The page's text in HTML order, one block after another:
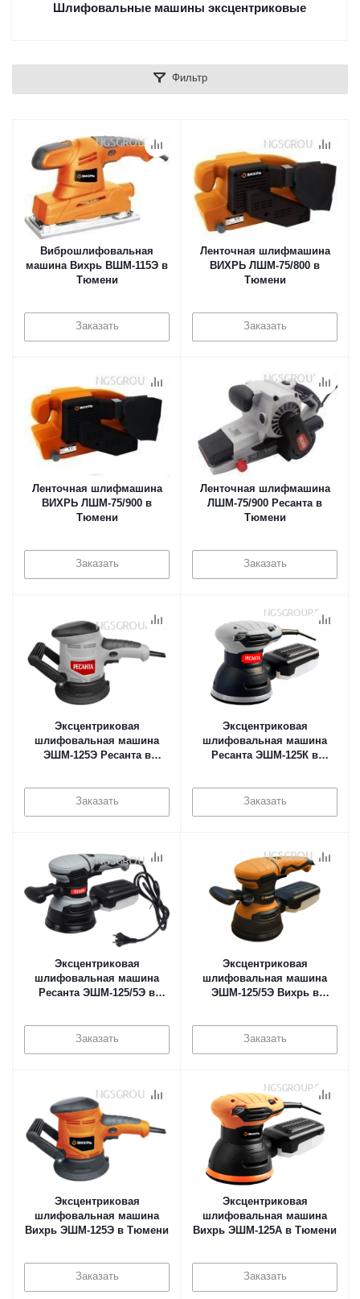
Шлифовальные машины эксцентриковые
Фильтр
Виброшлифовальная
машина Вихрь ВШМ-115Э в
Тюмени
Заказать
Ленточная шлифмашина
ВИХРЬ ЛШМ-75/800 в
Тюмени
Заказать
Ленточная шлифмашина
ВИХРЬ ЛШМ-75/900 в
Тюмени
Заказать
Ленточная шлифмашина
ЛШМ-75/900 Ресанта в
Тюмени
Заказать
Эксцентриковая
шлифовальная машина
ЭШМ-125Э Ресанта в
Заказать
Эксцентриковая
шлифовальная машина
Ресанта ЭШМ-125К в
Заказать
Эксцентриковая
шлифовальная машина
Ресанта ЭШМ-125/5Э в
Заказать
Эксцентриковая
шлифовальная машина
ЭШМ-125/5Э Вихрь в
Заказать
Эксцентриковая
шлифовальная машина
Вихрь ЭШМ-125Э в Тюмени
Заказать
Эксцентриковая
шлифовальная машина
Вихрь ЭШМ-125А в Тюмени
Заказать